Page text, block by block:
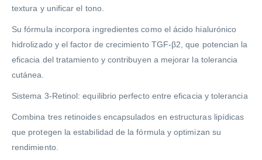
textura y unificar el tono.
Su fórmula incorpora ingredientes como el ácido hialurónico
hidrolizado y el factor de crecimiento TGF-β2, que potencian la
eficacia del tratamiento y contribuyen a mejorar la tolerancia
cutánea.
Sistema 3-Retinol: equilibrio perfecto entre eficacia y tolerancia
Combina tres retinoides encapsulados en estructuras lipídicas
que protegen la estabilidad de la fórmula y optimizan su
rendimiento.